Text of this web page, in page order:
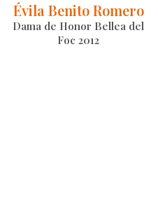
Évila Benito Romero
Dama de Honor Bellea del
Foc 2012